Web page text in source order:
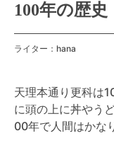
100年の歴史
ライター：hana
天理本通り更科は
に頭の上に丼やう
00年で人間はかな